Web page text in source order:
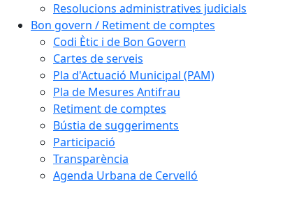
Resolucions administratives judicials
Bon govern / Retiment de comptes
Codi Ètic i de Bon Govern
Cartes de serveis
Pla d'Actuació Municipal (PAM)
Pla de Mesures Antifrau
Retiment de comptes
Bústia de suggeriments
Participació
Transparència
Agenda Urbana de Cervelló